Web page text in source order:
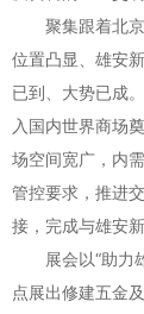
聚集跟着北京
位置凸显、雄安
已到、大势已成
入国内世界商场
场空间宽广，内
管控要求，推进
接，完成与雄安
展会以“助力雄
点展出修建五金